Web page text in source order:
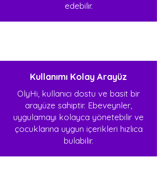
edebilir.
Kullanımı Kolay Arayüz
OlyHi, kullanıcı dostu ve basit bir
arayüze sahiptir. Ebeveynler,
uygulamayı kolayca yönetebilir ve
çocuklarına uygun içerikleri hızlıca
bulabilir.